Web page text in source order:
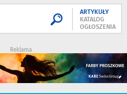
ARTYKUŁY
KATALOG
OGŁOSZENIA
Reklama